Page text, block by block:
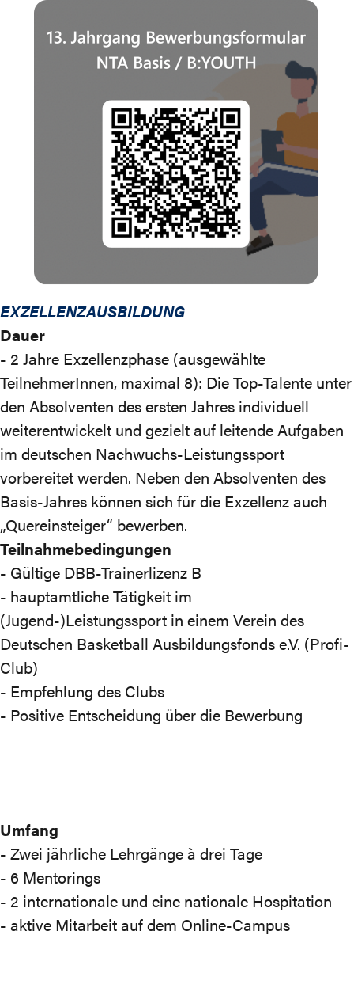
EXZELLENZAUSBILDUNG
Dauer
- 2 Jahre Exzellenzphase (ausgewählte
TeilnehmerInnen, maximal 8): Die Top-Talente unter
den Absolventen des ersten Jahres individuell
weiterentwickelt und gezielt auf leitende Aufgaben
im deutschen Nachwuchs-Leistungssport
vorbereitet werden. Neben den Absolventen des
Basis-Jahres können sich für die Exzellenz auch
„Quereinsteiger“ bewerben.
Teilnahmebedingungen
- Gültige DBB-Trainerlizenz B
- hauptamtliche Tätigkeit im
(Jugend-)Leistungssport in einem Verein des
Deutschen Basketball Ausbildungsfonds e.V. (Profi-
Club)
- Empfehlung des Clubs
- Positive Entscheidung über die Bewerbung
Umfang
- Zwei jährliche Lehrgänge à drei Tage
- 6 Mentorings
- 2 internationale und eine nationale Hospitation
- aktive Mitarbeit auf dem Online-Campus